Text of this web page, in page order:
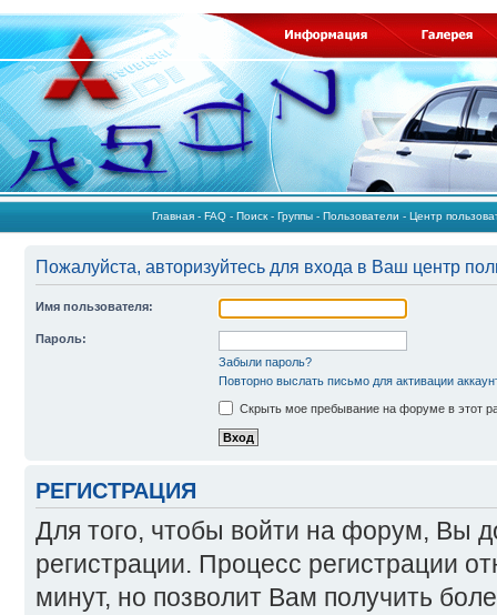
Главная - FAQ - Поиск - Группы - Пользователи - Центр
Пожалуйста, авторизуйтесь для входа в Ваш центр
Имя пользователя:
Пароль:
Забыли пароль?
Повторно выслать письмо для активации
Скрыть мое пребывание на форуме в этот
РЕГИСТРАЦИЯ
Для того, чтобы войти на форум, Вы
регистрации. Процесс регистрации
минут, но позволит Вам получить